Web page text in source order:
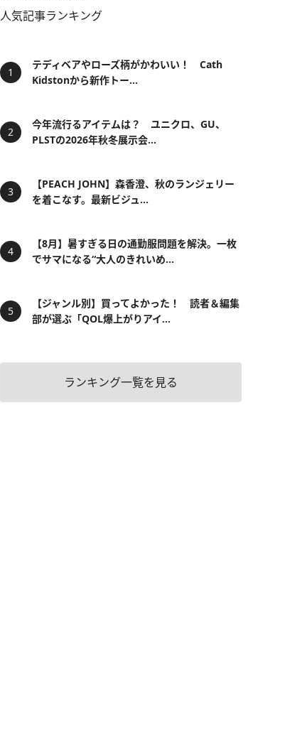
人気記事ランキング
テディベアやローズ柄がかわいい！ Cath
Kidstonから新作トー...
今年流行るアイテムは？ ユニクロ、GU、
PLSTの2026年秋冬展示会...
【PEACH JOHN】森香澄、秋のランジェリー
を着こなす。最新ビジュ...
【8月】暑すぎる日の通勤服問題を解決。一枚
でサマになる“大人のきれいめ...
【ジャンル別】買ってよかった！ 読者＆編集
部が選ぶ「QOL爆上がりアイ...
ランキング一覧を見る